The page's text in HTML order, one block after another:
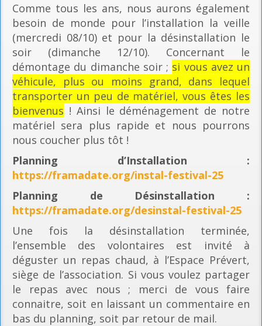
Comme tous les ans, nous aurons également
besoin de monde pour l’installation la veille
(mercredi 08/10) et pour la désinstallation le
soir (dimanche 12/10). Concernant le
démontage du dimanche soir ; si vous avez un
véhicule, plus ou moins grand, dans lequel
transporter un peu de matériel, vous êtes les
bienvenus ! Ainsi le déménagement de notre
matériel sera plus rapide et nous pourrons
nous coucher plus tôt !
Planning d’Installation :
https://framadate.org/instal-festival-25
Planning de Désinstallation :
https://framadate.org/desinstal-festival-25
Une fois la désinstallation terminée,
l’ensemble des volontaires est invité à
déguster un repas chaud, à l’Espace Prévert,
siège de l’association. Si vous voulez partager
le repas avec nous ; merci de vous faire
connaitre, soit en laissant un commentaire en
bas du planning, soit par retour de mail.